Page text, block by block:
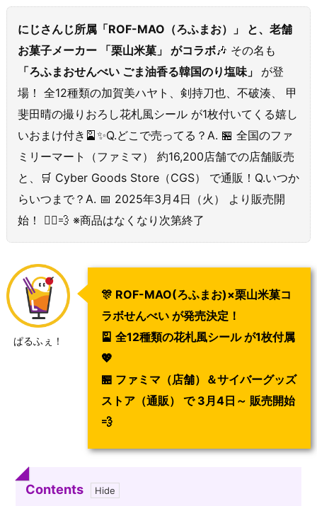
にじさんじ所属「ROF-MAO（ろふまお）」 と、老舗
お菓子メーカー 「栗山米菓」 がコラボ🎶 その名も
「ろふまおせんべい ごま油香る韓国のり塩味」 が登
場！ 全12種類の加賀美ハヤト、剣持刀也、不破湊、 甲
斐田晴の撮りおろし花札風シール が1枚付いてくる嬉し
いおまけ付き🎴✨Q.どこで売ってる？A. 🏪 全国のファ
ミリーマート（ファミマ） 約16,200店舗での店舗販売
と、🛒 Cyber Goods Store（CGS） で通販！Q.いつか
らいつまで？A. 📅 2025年3月4日（火） より販売開
始！ 🏃‍♂️💨 ※商品はなくなり次第終了
ぱるふぇ！
🎊 ROF-MAO(ろふまお)×栗山米菓コ
ラボせんべい が発売決定！
🎴 全12種類の花札風シール が1枚付属
💖
🏪 ファミマ（店舗）＆サイバーグッズ
ストア（通販） で 3月4日～ 販売開始
💨
Contents